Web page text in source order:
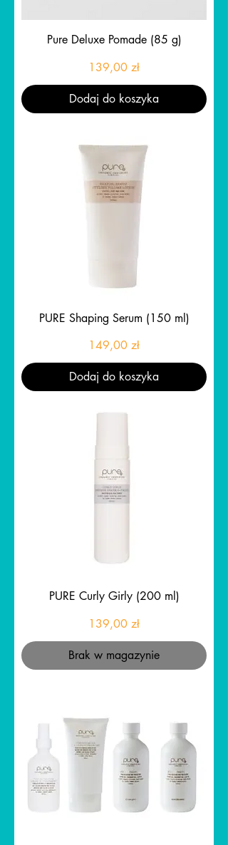
Pure Deluxe Pomade (85 g)
Cena
139,00 zł
Dodaj do koszyka
PURE Shaping Serum (150 ml)
Cena
149,00 zł
Dodaj do koszyka
PURE Curly Girly (200 ml)
Cena
139,00 zł
Brak w magazynie